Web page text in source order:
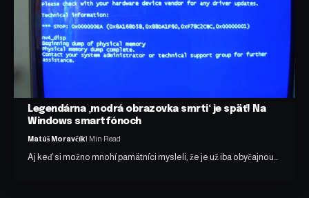
Legendárna ‚modrá obrazovka smrti‘ je späť! Na
Windows smartfónoch
Matúš Moravčík1 Min Read
Aj keď si možno mnohí pamätníci mysleli, že je už iba obyčajnou…